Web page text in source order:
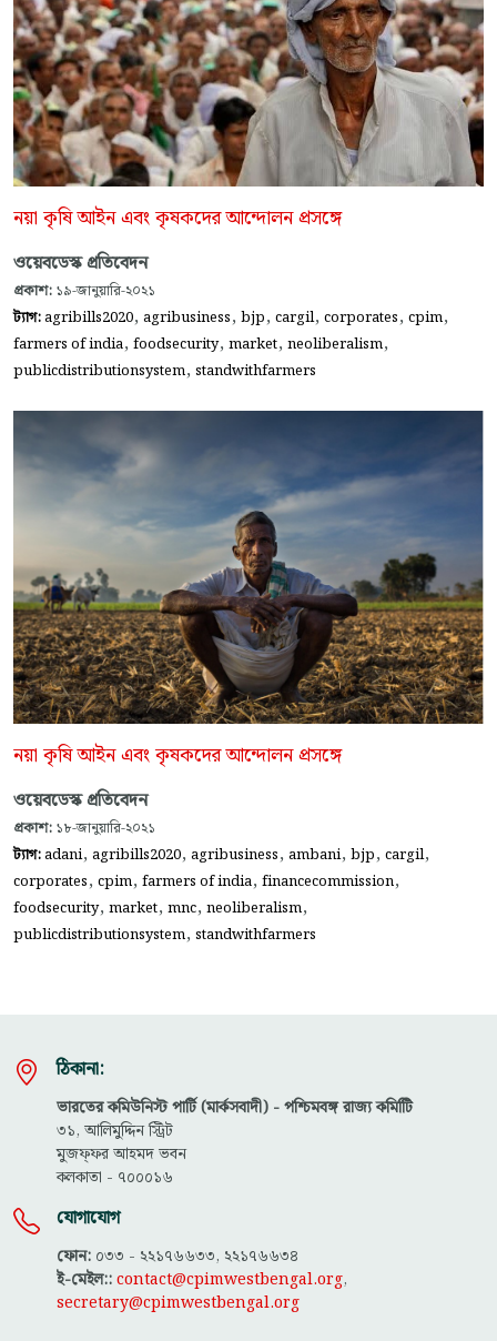
নয়া কৃষি আইন এবং কৃষকদের আন্দোলন প্রসঙ্গে
ওয়েবডেস্ক প্রতিবেদন
প্রকাশ: ১৯-জানুয়ারি-২০২১
ট্যাগ:agribills2020, agribusiness, bjp, cargil, corporates, cpim,
farmers of india, foodsecurity, market, neoliberalism,
publicdistributionsystem, standwithfarmers
নয়া কৃষি আইন এবং কৃষকদের আন্দোলন প্রসঙ্গে
ওয়েবডেস্ক প্রতিবেদন
প্রকাশ: ১৮-জানুয়ারি-২০২১
ট্যাগ:adani, agribills2020, agribusiness, ambani, bjp, cargil,
corporates, cpim, farmers of india, financecommission,
foodsecurity, market, mnc, neoliberalism,
publicdistributionsystem, standwithfarmers
ঠিকানা:
ভারতের কমিউনিস্ট পার্টি (মার্কসবাদী) - পশ্চিমবঙ্গ রাজ্য কমিটিি
৩১, আলিমুদ্দিন স্ট্রিট
মুজফ্ফ‌র আহমদ ভবন
কলকাতা - ৭০০০১৬
যোগাযোগ
ফোন: ০৩৩ - ২২১৭৬৬৩৩, ২২১৭৬৬৩৪
ই-মেইল::contact@cpimwestbengal.org,
secretary@cpimwestbengal.org